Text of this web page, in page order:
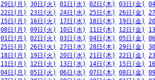
29日(月) 30日(火) 01日(水) 02日(木) 03日(金)
22日(月) 23日(火) 24日(水) 25日(木) 26日(金)
15日(月) 16日(火) 17日(水) 18日(木) 19日(金)
08日(月) 09日(火) 10日(水) 11日(木) 12日(金)
01日(月) 02日(火) 03日(水) 04日(木) 05日(金)
25日(月) 26日(火) 27日(水) 28日(木) 29日(金)
18日(月) 19日(火) 20日(水) 21日(木) 22日(金)
11日(月) 12日(火) 13日(水) 14日(木) 15日(金)
04日(月) 05日(火) 06日(水) 07日(木) 08日(金)